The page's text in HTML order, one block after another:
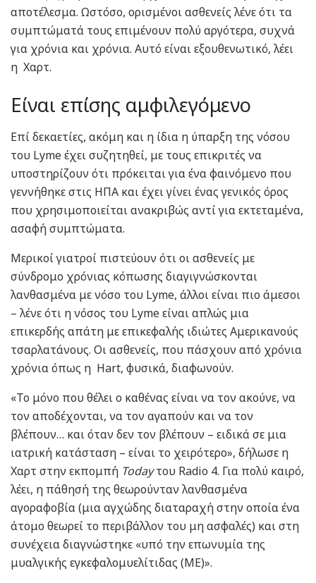
αποτέλεσμα. Ωστόσο, ορισμένοι ασθενείς λένε ότι τα
συμπτώματά τους επιμένουν πολύ αργότερα, συχνά
για χρόνια και χρόνια. Αυτό είναι εξουθενωτικό, λέει
η Χαρτ.
Είναι επίσης αμφιλεγόμενο
Επί δεκαετίες, ακόμη και η ίδια η ύπαρξη της νόσου
του Lyme έχει συζητηθεί, με τους επικριτές να
υποστηρίζουν ότι πρόκειται για ένα φαινόμενο που
γεννήθηκε στις ΗΠΑ και έχει γίνει ένας γενικός όρος
που χρησιμοποιείται ανακριβώς αντί για εκτεταμένα,
ασαφή συμπτώματα.
Μερικοί γιατροί πιστεύουν ότι οι ασθενείς με
σύνδρομο χρόνιας κόπωσης διαγιγνώσκονται
λανθασμένα με νόσο του Lyme, άλλοι είναι πιο άμεσοι
– λένε ότι η νόσος του Lyme είναι απλώς μια
επικερδής απάτη με επικεφαλής ιδιώτες Αμερικανούς
τσαρλατάνους. Οι ασθενείς, που πάσχουν από χρόνια
χρόνια όπως η Hart, φυσικά, διαφωνούν.
«Το μόνο που θέλει ο καθένας είναι να τον ακούνε, να
τον αποδέχονται, να τον αγαπούν και να τον
βλέπουν… και όταν δεν τον βλέπουν – ειδικά σε μια
ιατρική κατάσταση – είναι το χειρότερο», δήλωσε η
Χαρτ στην εκπομπή Todayτου Radio 4. Για πολύ καιρό,
λέει, η πάθησή της θεωρούνταν λανθασμένα
αγοραφοβία (μια αγχώδης διαταραχή στην οποία ένα
άτομο θεωρεί το περιβάλλον του μη ασφαλές) και στη
συνέχεια διαγνώστηκε «υπό την επωνυμία της
μυαλγικής εγκεφαλομυελίτιδας (ΜΕ)».